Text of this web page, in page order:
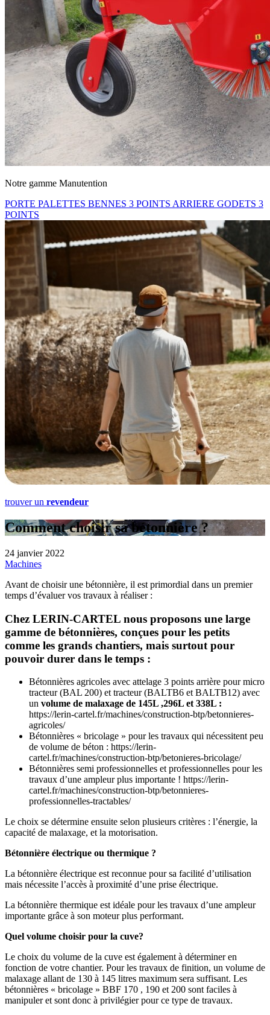
Notre gamme Manutention
PORTE PALETTES BENNES 3 POINTS ARRIERE GODETS 3
POINTS
trouver un revendeur
Comment choisir sa bétonnière ?
24 janvier 2022
Machines
Avant de choisir une bétonnière, il est primordial dans un premier
temps d’évaluer vos travaux à réaliser :
Chez LERIN-CARTEL nous proposons une large
gamme de bétonnières, conçues pour les petits
comme les grands chantiers, mais surtout pour
pouvoir durer dans le temps :
Bétonnières agricoles avec attelage 3 points arrière pour micro
tracteur (BAL 200) et tracteur (BALTB6 et BALTB12) avec
un volume de malaxage de 145L ,296L et 338L :
https://lerin-cartel.fr/machines/construction-btp/betonnieres-
agricoles/
Bétonnières « bricolage » pour les travaux qui nécessitent peu
de volume de béton : https://lerin-
cartel.fr/machines/construction-btp/betonieres-bricolage/
Bétonnières semi professionnelles et professionnelles pour les
travaux d’une ampleur plus importante ! https://lerin-
cartel.fr/machines/construction-btp/betonnieres-
professionnelles-tractables/
Le choix se détermine ensuite selon plusieurs critères : l’énergie, la
capacité de malaxage, et la motorisation.
Bétonnière électrique ou thermique ?
La bétonnière électrique est reconnue pour sa facilité d’utilisation
mais nécessite l’accès à proximité d’une prise électrique.
La bétonnière thermique est idéale pour les travaux d’une ampleur
importante grâce à son moteur plus performant.
Quel volume choisir pour la cuve?
Le choix du volume de la cuve est également à déterminer en
fonction de votre chantier. Pour les travaux de finition, un volume de
malaxage allant de 130 à 145 litres maximum sera suffisant. Les
bétonnières « bricolage » BBF 170 , 190 et 200 sont faciles à
manipuler et sont donc à privilégier pour ce type de travaux.